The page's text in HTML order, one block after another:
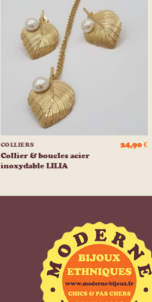
Ajouter
à la
liste
d’envies
COLLIERS
Collier & boucles acier
inoxydable LILIA
24,90€